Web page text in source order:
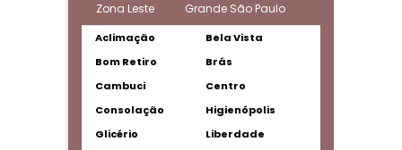
Zona Leste Grande São Paulo
Aclimação
Bela Vista
Bom Retiro
Brás
Cambuci
Centro
Consolação
Higienópolis
Glicério
Liberdade